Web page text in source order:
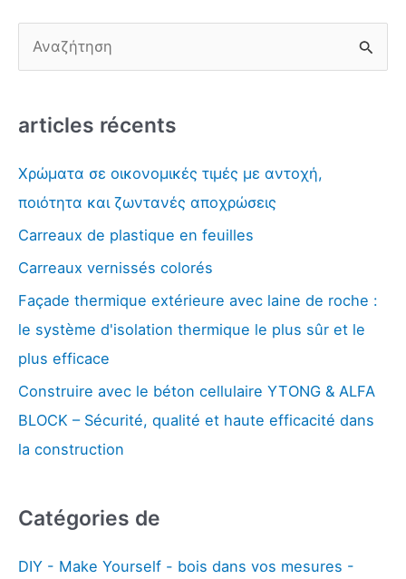
h
r
c
h
e
r
:
articles récents
Χρώματα σε οικονομικές τιμές με αντοχή,
ποιότητα και ζωντανές αποχρώσεις
Carreaux de plastique en feuilles
Carreaux vernissés colorés
Façade thermique extérieure avec laine de roche :
le système d'isolation thermique le plus sûr et le
plus efficace
Construire avec le béton cellulaire YTONG & ALFA
BLOCK – Sécurité, qualité et haute efficacité dans
la construction
Catégories de
DIY - Make Yourself - bois dans vos mesures -